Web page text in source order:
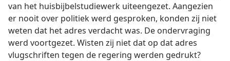
van het huisbijbelstudiewerk uiteengezet. Aangezien
er nooit over politiek werd gesproken, konden zij niet
weten dat het adres verdacht was. De ondervraging
werd voortgezet. Wisten zij niet dat op dat adres
vlugschriften tegen de regering werden gedrukt?